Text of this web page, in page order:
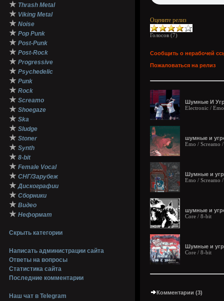
★ Thrash Metal
★ Viking Metal
★ Noise
★ Pop Punk
★ Post-Punk
★ Post-Rock
★ Progressive
★ Psychedelic
★ Punk
★ Rock
★ Screamo
★ Shoegaze
★ Ska
★ Sludge
★ Stoner
★ Synth
★ 8-bit
★ Female Vocal
★ СНГ/Зарубеж
★ Дискографии
★ Сборники
★ Видео
★ Неформат
Скрыть категории
Написать администрации сайта
Ответы на вопросы
Статистика сайта
Последние комментарии
Наш чат в Telegram
Оцените релиз
Голосов (7)
Сообщить о нерабочей
Пожаловаться на релиз
Шумные И
Electronic /
шумные и
Emo / Screamo
Шумные и
Emo / Screamo
шумные и
Core / 8-bit
Шумные и
Core / 8-bit
Комментарии (3)